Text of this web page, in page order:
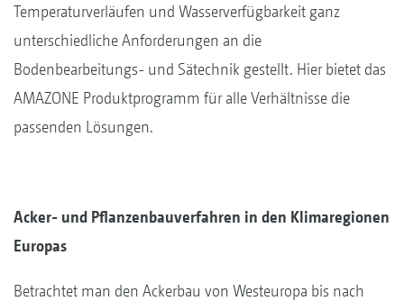
Temperaturverläufen und Wasserverfügbarkeit ganz
unterschiedliche Anforderungen an die
Bodenbearbeitungs- und Sätechnik gestellt. Hier bietet das
AMAZONE Produktprogramm für alle Verhältnisse die
passenden Lösungen.
Acker- und Pflanzenbauverfahren in den Klimaregionen
Europas
Betrachtet man den Ackerbau von Westeuropa bis nach